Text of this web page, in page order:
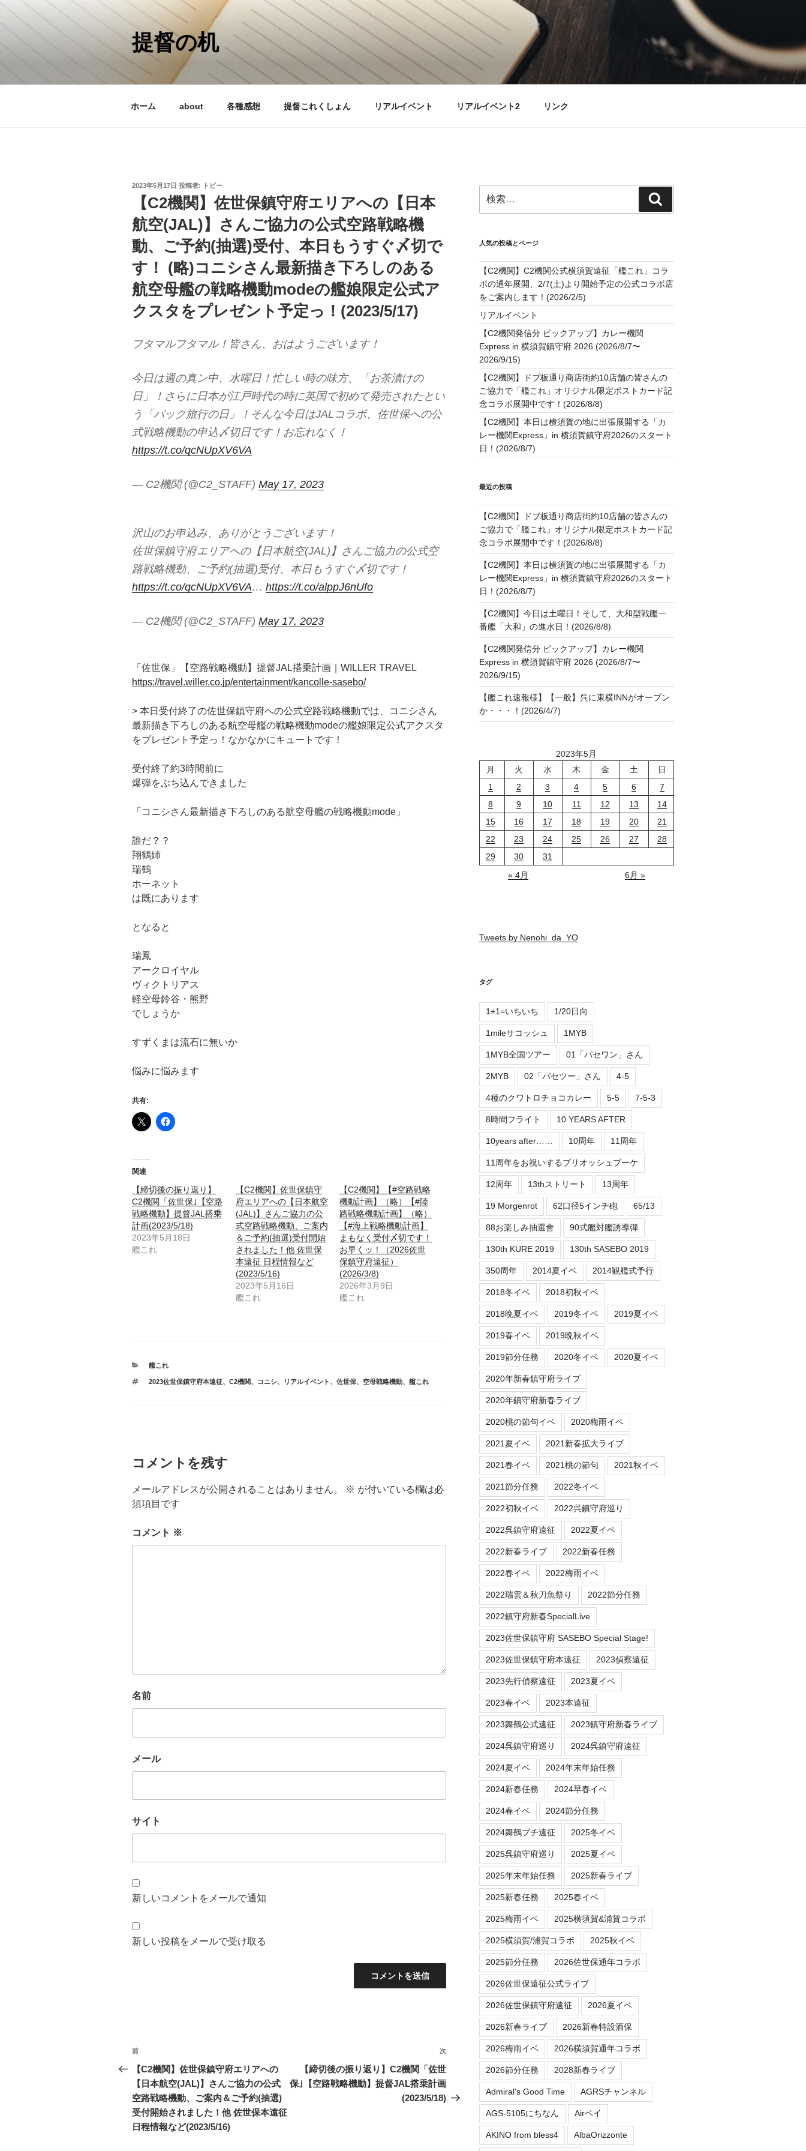
ン
提督の机
ホーム about 各種感想 提督これくしょん リアルイベント リアルイベント2 リンク
投
2023年5月17日 投稿者: トビー
【C2機関】佐世保鎮守府エリアへの【日本
航空(JAL)】さんご協力の公式空路戦略機
動、ご予約(抽選)受付、本日もうすぐ〆切で
す！ (略)コニシさん最新描き下ろしのある
航空母艦の戦略機動modeの艦娘限定公式ア
クスタをプレゼント予定っ！(2023/5/17)
フタマルフタマル！皆さん、おはようございます！
今日は週の真ン中、水曜日！忙しい時の味方、「お茶漬けの
日」！さらに日本が江戸時代の時に英国で初めて発売されたとい
う「パック旅行の日」！そんな今日はJALコラボ、佐世保への公
式戦略機動の申込〆切日です！お忘れなく！
https://t.co/qcNUpXV6VA
— C2機関 (@C2_STAFF) May 17, 2023
沢山のお申込み、ありがとうございます！
佐世保鎮守府エリアへの【日本航空(JAL)】さんご協力の公式空
路戦略機動、ご予約(抽選)受付、本日もうすぐ〆切です！
https://t.co/qcNUpXV6VA… https://t.co/alppJ6nUfo
— C2機関 (@C2_STAFF) May 17, 2023
「佐世保」【空路戦略機動】提督JAL搭乗計画｜WILLER TRAVEL
https://travel.willer.co.jp/entertainment/kancolle-sasebo/
> 本日受付終了の佐世保鎮守府への公式空路戦略機動では、コニシさん
最新描き下ろしのある航空母艦の戦略機動modeの艦娘限定公式アクスタ
をプレゼント予定っ！なかなかにキュートです！
受付終了約3時間前に
爆弾をぶち込んできました
「コニシさん最新描き下ろしのある航空母艦の戦略機動mode」
誰だ？？
翔鶴姉
瑞鶴
ホーネット
は既にあります
となると
瑞鳳
アークロイヤル
ヴィクトリアス
軽空母鈴谷・熊野
でしょうか
すずくまは流石に無いか
悩みに悩みます
共有:
関連
【締切後の振り返り】
C2機関「佐世保｣【空路
戦略機動】提督JAL搭乗
計画(2023/5/18)
2023年5月18日
艦これ
【C2機関】佐世保鎮守
府エリアへの【日本航空
(JAL)】さんご協力の公
式空路戦略機動、ご案内
＆ご予約(抽選)受付開始
されました！他 佐世保
本遠征 日程情報など
(2023/5/16)
2023年5月16日
艦これ
【C2機関】【#空路戦略
機動計画】（略）【#陸
路戦略機動計画】（略）
【#海上戦略機動計画】
まもなく受付〆切です！
お早くッ！（2026佐世
保鎮守府遠征）
(2026/3/8)
2026年3月9日
艦これ
カ
ゴ
艦これ
タ
2023佐世保鎮守府本遠征、 C2機関、 コニシ、 リアルイベント 、 佐世保、 空母戦略機動、 艦これ
コメントを残す
メールアドレスが公開されることはありません。 ※ が付いている欄は必
須項目です
コメント ※
名前
メール
サイト
新しいコメントをメールで通知
新しい投稿をメールで受け取る
投
稿
ナ
ビ
ゲ
前
の
投
稿
前
【C2機関】佐世保鎮守府エリアへの
【日本航空(JAL)】さんご協力の公式
空路戦略機動、ご案内＆ご予約(抽選)
受付開始されました！他 佐世保本遠征
日程情報など(2023/5/16)
次
の
投
稿
次
【締切後の振り返り】C2機関「佐世
保｣【空路戦略機動】提督JAL搭乗計画
(2023/5/18)
索:
索
人気の投稿とページ
【C2機関】C2機関公式横須賀遠征「艦これ」コラ
ボの通年展開、2/7(土)より開始予定の公式コラボ店
をご案内します！(2026/2/5)
リアルイベント
【C2機関発信分 ピックアップ】カレー機関
Express in 横須賀鎮守府 2026 (2026/8/7〜
2026/9/15)
【C2機関】ドブ板通り商店街約10店舗の皆さんの
ご協力で「艦これ」オリジナル限定ポストカード記
念コラボ展開中です！(2026/8/8)
【C2機関】本日は横須賀の地に出張展開する「カ
レー機関Express」in 横須賀鎮守府2026のスタート
日！(2026/8/7)
最近の投稿
【C2機関】ドブ板通り商店街約10店舗の皆さんの
ご協力で「艦これ」オリジナル限定ポストカード記
念コラボ展開中です！(2026/8/8)
【C2機関】本日は横須賀の地に出張展開する「カ
レー機関Express」in 横須賀鎮守府2026のスタート
日！(2026/8/7)
【C2機関】今日は土曜日！そして、大和型戦艦一
番艦「大和」の進水日！(2026/8/8)
【C2機関発信分 ピックアップ】カレー機関
Express in 横須賀鎮守府 2026 (2026/8/7〜
2026/9/15)
【艦これ速報様】【一般】呉に東横INNがオープン
か・・・！(2026/4/7)
2023年5月
月
火 水 木 金 土
日
1
2 3 4 5 6
7
8
9 10 11 12 13
14
15
16 17 18 19 20
21
22
23 24 25 26 27
28
29
30
31
« 4月
6月 »
Tweets by Nenohi_da_YO
タグ
1+1=いちいち 1/20日向
1mileサコッシュ 1MYB
1MYB全国ツアー 01「パセワン」さん
2MYB 02「パセツー」さん 4-5
4種のクワトロチョコカレー 5-5 7-5-3
8時間フライト 10 YEARS AFTER
10years after…… 10周年 11周年
11周年をお祝いするブリオッシュブーケ
12周年 13thストリート 13周年
19 Morgenrot 62口径5インチ砲 65/13
88お楽しみ抽選會 90式艦対艦誘導弾
130th KURE 2019 130th SASEBO 2019
350周年 2014夏イベ 2014観艦式予行
2018冬イベ 2018初秋イベ
2018晩夏イベ 2019冬イベ 2019夏イベ
2019春イベ 2019晩秋イベ
2019節分任務 2020冬イベ 2020夏イベ
2020年新春鎮守府ライブ
2020年鎮守府新春ライブ
2020桃の節句イベ 2020梅雨イベ
2021夏イベ 2021新春拡大ライブ
2021春イベ 2021桃の節句 2021秋イベ
2021節分任務 2022冬イベ
2022初秋イベ 2022呉鎮守府巡り
2022呉鎮守府遠征 2022夏イベ
2022新春ライブ 2022新春任務
2022春イベ 2022梅雨イベ
2022瑞雲＆秋刀魚祭り 2022節分任務
2022鎮守府新春SpecialLive
2023佐世保鎮守府 SASEBO Special Stage!
2023佐世保鎮守府本遠征 2023偵察遠征
2023先行偵察遠征 2023夏イベ
2023春イベ 2023本遠征
2023舞鶴公式遠征 2023鎮守府新春ライブ
2024呉鎮守府巡り 2024呉鎮守府遠征
2024夏イベ 2024年末年始任務
2024新春任務 2024早春イベ
2024春イベ 2024節分任務
2024舞鶴プチ遠征 2025冬イベ
2025呉鎮守府巡り 2025夏イベ
2025年末年始任務 2025新春ライブ
2025新春任務 2025春イベ
2025梅雨イベ 2025横須賀&浦賀コラボ
2025横須賀/浦賀コラボ 2025秋イベ
2025節分任務 2026佐世保通年コラボ
2026佐世保遠征公式ライブ
2026佐世保鎮守府遠征 2026夏イベ
2026新春ライブ 2026新春特設酒保
2026梅雨イベ 2026横須賀通年コラボ
2026節分任務 2028新春ライブ
Admiral's Good Time AGRSチャンネル
AGS-5105にちなん Airペイ
AKINO from bless4 AlbaOrizzonte